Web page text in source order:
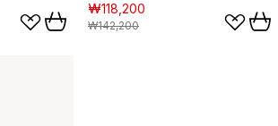
₩118,200
₩142,200